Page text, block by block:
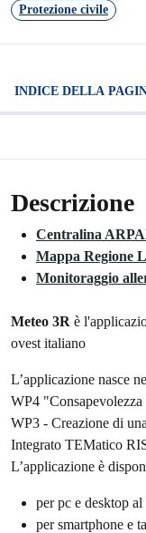
Protezione civile
INDICE DELLA
Descrizione
Centralina
Mappa Regione
Monitoraggio
Meteo 3R è
ovest italiano
L’applicazione nasce
WP4
WP3 - Creazione di
Integrato TEMatico
L’applicazione è
per pc e desktop
per smartphone e